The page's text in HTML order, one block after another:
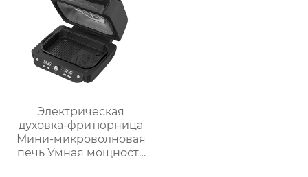
Электрическая
духовка-фритюрница
Мини-микроволновая
печь Умная мощность